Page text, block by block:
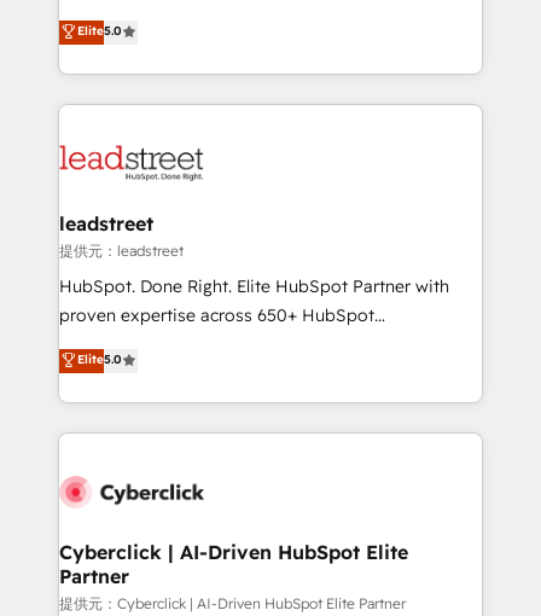
the United States, EU, UAE, Mexico and Latin
America. From casual user to super fan: make
grow with clarity, confidence, and intelligence.
Operating across the UK, Netherlands, Ireland, and
Canada, we’ve delivered thousands of successful
HubSpot projects for mid-market and enterprise
combine HubSpot, data, and AI to design connected
and technology for predictable, scalable revenue
growth. Our expertise spans RevOps, CRM and data
architecture, AI enablement, and strategic marketing,
delivered through our proprietary FLAIR framework
Partner and ISO 27001:2022 certified consultancy,
we blend strategy, creativity, and technology to help
Elite5.0
leadstreet
提供元：leadstreet
HubSpot. Done Right. Elite HubSpot Partner with
proven expertise across 650+ HubSpot
implementations. With 12+ years of HubSpot
experience, we help you use the HubSpot platform
to its fullest capacity, improve your current HubSpot
website, or build your new one.
Elite5.0
Cyberclick | AI-Driven HubSpot Elite
Partner
提供元：Cyberclick | AI-Driven HubSpot Elite Partner